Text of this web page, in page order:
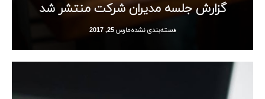
گزارش جلسه مدیران شرکت منتشر شد
دسته‌بندی نشدهمارس 25, 2017